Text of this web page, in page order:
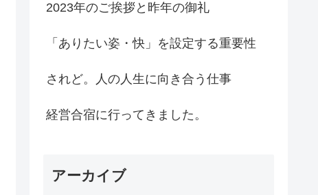
2023年のご挨拶と昨年の御礼
「ありたい姿・快」を設定する重要性
されど。人の人生に向き合う仕事
経営合宿に行ってきました。
アーカイブ